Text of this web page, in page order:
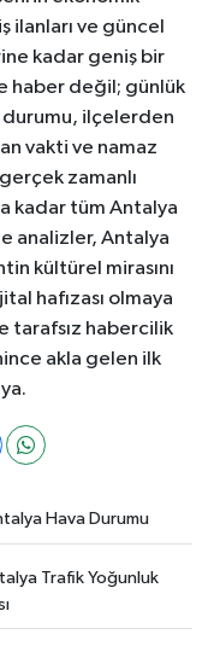
ilanları ve güncel
kadar geniş bir
haber değil; günlük
durumu, ilçelerden
vakti ve namaz
zamanlı
kadar tüm Antalya
analizler, Antalya
kültürel mirasını
hafızası olmaya
tarafsız habercilik
akla gelen ilk
Hava Durumu
Trafik Yoğunluk